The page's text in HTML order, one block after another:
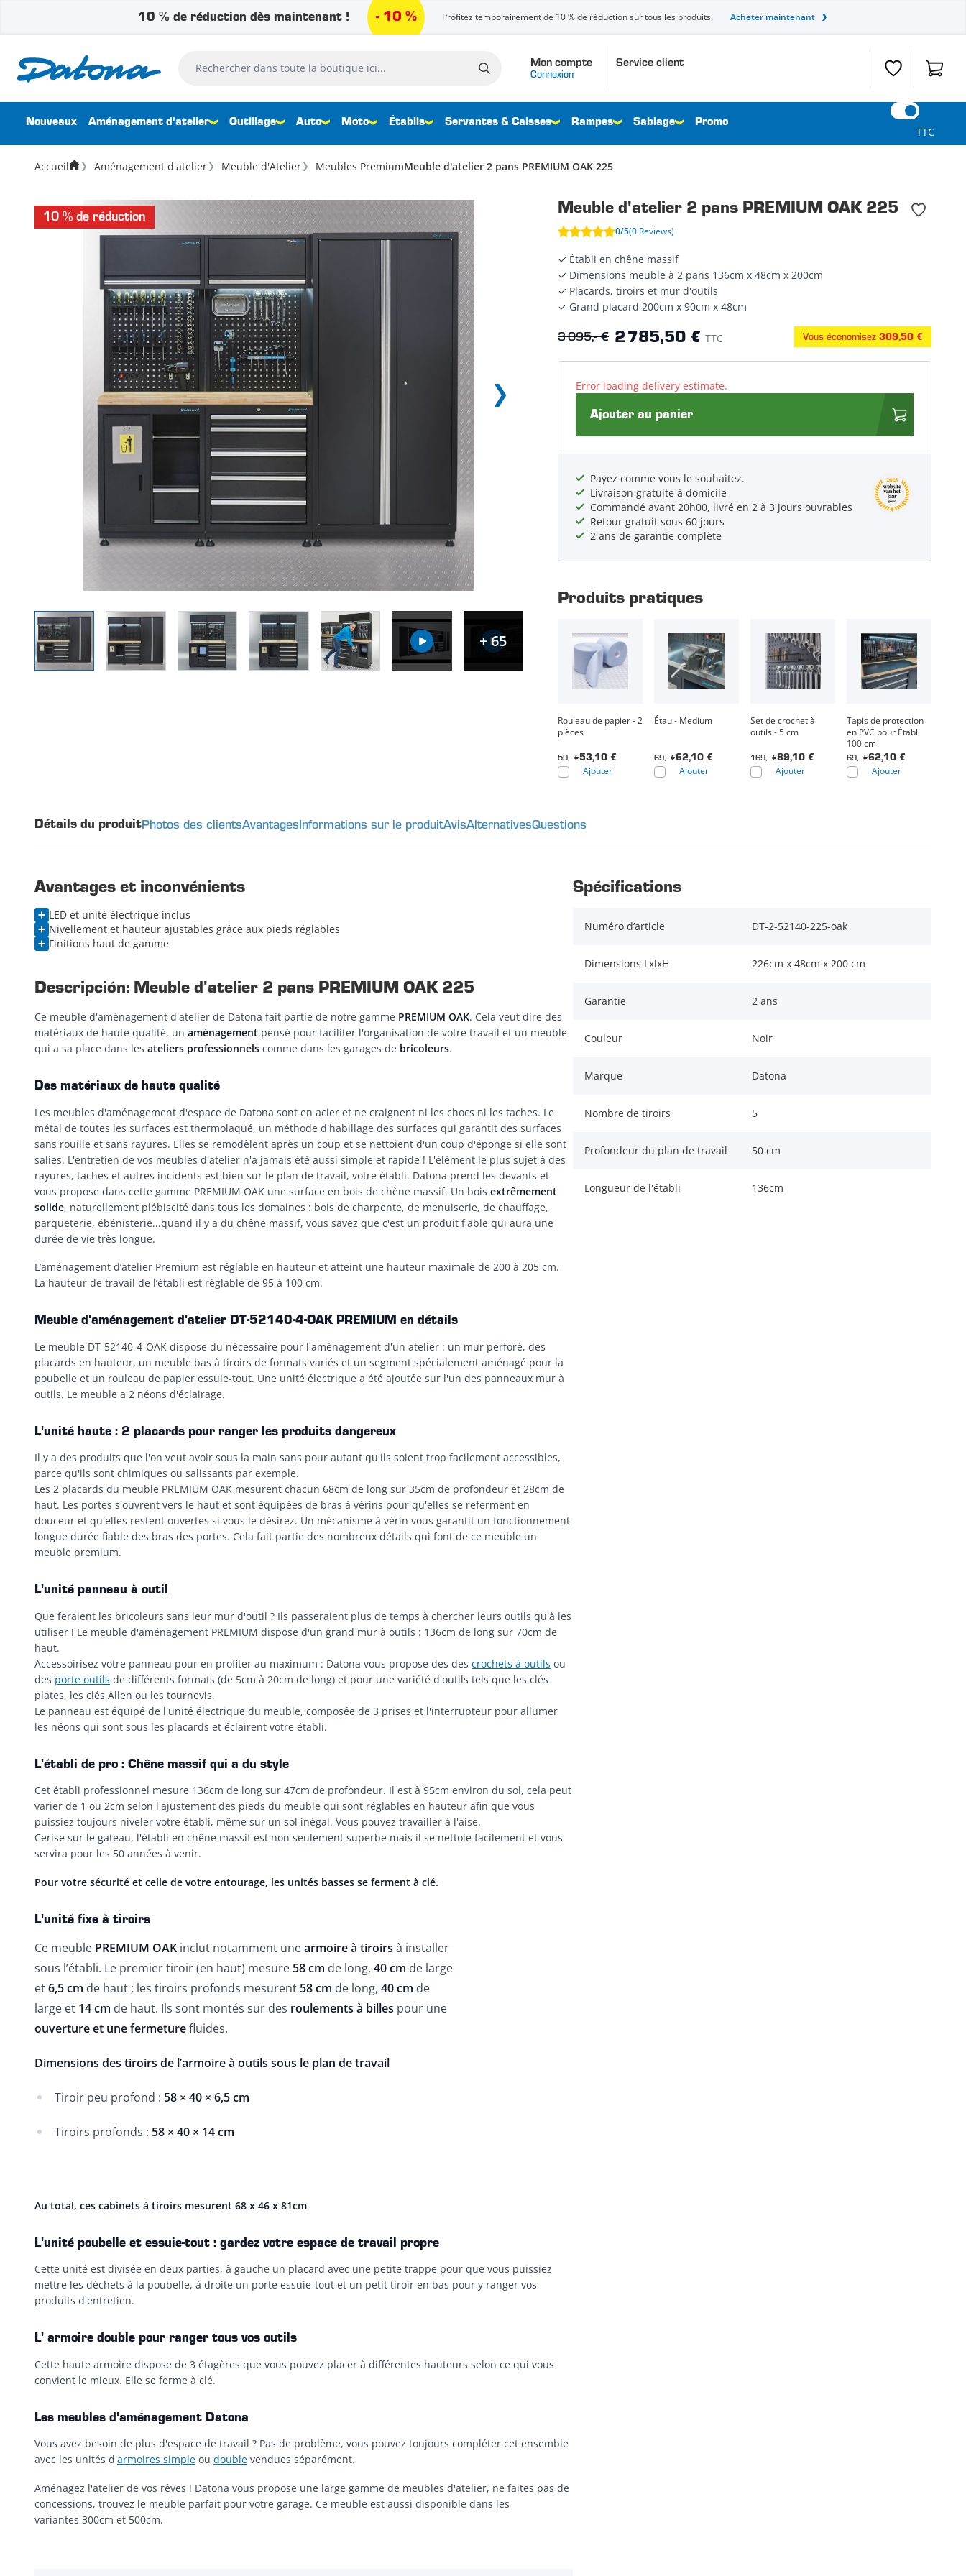
10 % de réduction dès maintenant ! - 10 % Profitez temporairement de 10 % de réduction sur tous les produits. Acheter maintenant
Mon compte
Connexion
Service client
Liste de Panier
Rechercher dans toute la boutique ici...
Nouveaux Aménagement d'atelier Outillage Auto Moto Établis Servantes & Caisses Rampes Sablage Promo
TTC
Accueil Aménagement d'atelier Meuble d'Atelier Meubles PremiumMeuble d'atelier 2 pans PREMIUM OAK 225
10 % de réduction
+ 65
Meuble d'atelier 2 pans PREMIUM OAK 225
0/5(0 Reviews)
✓ Établi en chêne massif
✓ Dimensions meuble à 2 pans 136cm x 48cm x 200cm
✓ Placards, tiroirs et mur d'outils
✓ Grand placard 200cm x 90cm x 48cm
3 095,- € 2 785,50 € TTC Vous économisez 309,50 €
Error loading delivery estimate.
Ajouter au panier
Payez comme vous le souhaitez.
Livraison gratuite à domicile
Commandé avant 20h00, livré en 2 à 3 jours ouvrables
Retour gratuit sous 60 jours
2 ans de garantie complète
Produits pratiques
Rouleau de papier - 2
pièces
53,10 €
59,- €
Ajouter
Étau - Medium
62,10 €
69,- €
Ajouter
Set de crochet à
outils - 5 cm
89,10 €
169,- €
Ajouter
Tapis de protection
en PVC pour Établi
100 cm
62,10 €
69,- €
Ajouter
Détails du produitPhotos des clientsAvantagesInformations sur le produitAvisAlternativesQuestions
Spécifications
Numéro d’article DT-2-52140-225-oak
Dimensions LxlxH 226cm x 48cm x 200 cm
Garantie 2 ans
Couleur Noir
Marque Datona
Nombre de tiroirs 5
Profondeur du plan de travail 50 cm
Longueur de l'établi 136cm
Avantages et inconvénients
LED et unité électrique inclus
Nivellement et hauteur ajustables grâce aux pieds réglables
Finitions haut de gamme
Descripción: Meuble d'atelier 2 pans PREMIUM OAK 225
Ce meuble d'aménagement d'atelier de Datona fait partie de notre gamme PREMIUM OAK. Cela veut dire des
matériaux de haute qualité, un aménagement pensé pour faciliter l'organisation de votre travail et un meuble
qui a sa place dans les ateliers professionnels comme dans les garages de bricoleurs.
Des matériaux de haute qualité
Les meubles d'aménagement d'espace de Datona sont en acier et ne craignent ni les chocs ni les taches. Le
métal de toutes les surfaces est thermolaqué, un méthode d'habillage des surfaces qui garantit des surfaces
sans rouille et sans rayures. Elles se remodèlent après un coup et se nettoient d'un coup d'éponge si elle sont
salies. L'entretien de vos meubles d'atelier n'a jamais été aussi simple et rapide ! L'élément le plus sujet à des
rayures, taches et autres incidents est bien sur le plan de travail, votre établi. Datona prend les devants et
vous propose dans cette gamme PREMIUM OAK une surface en bois de chène massif. Un bois extrêmement
solide, naturellement plébiscité dans tous les domaines : bois de charpente, de menuiserie, de chauffage,
parqueterie, ébénisterie...quand il y a du chêne massif, vous savez que c'est un produit fiable qui aura une
durée de vie très longue.
L’aménagement d’atelier Premium est réglable en hauteur et atteint une hauteur maximale de 200 à 205 cm.
La hauteur de travail de l’établi est réglable de 95 à 100 cm.
Meuble d'aménagement d'atelier DT-52140-4-OAK PREMIUM en détails
Le meuble DT-52140-4-OAK dispose du nécessaire pour l'aménagement d'un atelier : un mur perforé, des
placards en hauteur, un meuble bas à tiroirs de formats variés et un segment spécialement aménagé pour la
poubelle et un rouleau de papier essuie-tout. Une unité électrique a été ajoutée sur l'un des panneaux mur à
outils. Le meuble a 2 néons d'éclairage.
L'unité haute : 2 placards pour ranger les produits dangereux
Il y a des produits que l'on veut avoir sous la main sans pour autant qu'ils soient trop facilement accessibles,
parce qu'ils sont chimiques ou salissants par exemple.
Les 2 placards du meuble PREMIUM OAK mesurent chacun 68cm de long sur 35cm de profondeur et 28cm de
haut. Les portes s'ouvrent vers le haut et sont équipées de bras à vérins pour qu'elles se referment en
douceur et qu'elles restent ouvertes si vous le désirez. Un mécanisme à vérin vous garantit un fonctionnement
longue durée fiable des bras des portes. Cela fait partie des nombreux détails qui font de ce meuble un
meuble premium.
L'unité panneau à outil
Que feraient les bricoleurs sans leur mur d'outil ? Ils passeraient plus de temps à chercher leurs outils qu'à les
utiliser ! Le meuble d'aménagement PREMIUM dispose d'un grand mur à outils : 136cm de long sur 70cm de
haut.
Accessoirisez votre panneau pour en profiter au maximum : Datona vous propose des des crochets à outils ou
des porte outils de différents formats (de 5cm à 20cm de long) et pour une variété d'outils tels que les clés
plates, les clés Allen ou les tournevis.
Le panneau est équipé de l'unité électrique du meuble, composée de 3 prises et l'interrupteur pour allumer
les néons qui sont sous les placards et éclairent votre établi.
L'établi de pro : Chêne massif qui a du style
Cet établi professionnel mesure 136cm de long sur 47cm de profondeur. Il est à 95cm environ du sol, cela peut
varier de 1 ou 2cm selon l'ajustement des pieds du meuble qui sont réglables en hauteur afin que vous
puissiez toujours niveler votre établi, même sur un sol inégal. Vous pouvez travailler à l'aise.
Cerise sur le gateau, l'établi en chêne massif est non seulement superbe mais il se nettoie facilement et vous
servira pour les 50 années à venir.
Pour votre sécurité et celle de votre entourage, les unités basses se ferment à clé.
L'unité fixe à tiroirs
Ce meuble PREMIUM OAK inclut notamment unearmoire à tiroirs à installer
sous l’établi. Le premier tiroir (en haut) mesure 58 cm de long, 40 cm de large
et6,5 cm de haut ; les tiroirs profonds mesurent 58 cm de long, 40 cm de
large et 14 cm de haut. Ils sont montés sur des roulements à billes pour une
ouverture et une fermeturefluides.
Dimensions des tiroirs de l’armoire à outils sous le plan de travail
Tiroir peu profond : 58 × 40 × 6,5 cm
Tiroirs profonds : 58 × 40 × 14 cm
Au total, ces cabinets à tiroirs mesurent 68 x 46 x 81cm
L'unité poubelle et essuie-tout : gardez votre espace de travail propre
Cette unité est divisée en deux parties, à gauche un placard avec une petite trappe pour que vous puissiez
mettre les déchets à la poubelle, à droite un porte essuie-tout et un petit tiroir en bas pour y ranger vos
produits d'entretien.
L' armoire double pour ranger tous vos outils
Cette haute armoire dispose de 3 étagères que vous pouvez placer à différentes hauteurs selon ce qui vous
convient le mieux. Elle se ferme à clé.
Les meubles d'aménagement Datona
Vous avez besoin de plus d'espace de travail ? Pas de problème, vous pouvez toujours compléter cet ensemble
avec les unités d'armoires simple ou double vendues séparément.
Aménagez l'atelier de vos rêves ! Datona vous propose une large gamme de meubles d'atelier, ne faites pas de
concessions, trouvez le meuble parfait pour votre garage. Ce meuble est aussi disponible dans les
variantes 300cm et 500cm.